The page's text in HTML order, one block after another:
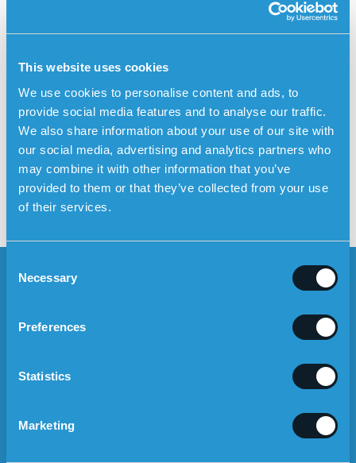
This website uses cookies
We use cookies to personalise content and ads, to
provide social media features and to analyse our traffic.
We also share information about your use of our site with
our social media, advertising and analytics partners who
may combine it with other information that you’ve
provided to them or that they’ve collected from your use
of their services.
Necessary
Preferences
Statistics
Marketing
Posts
navigation
Sådan fungerer Sensorems
private tryghedsalarm, når
brugeren slår alarm
Så nemt er det at oplade
Sensorems sikkerhedsalarm
Nyhetsbrev
Register >